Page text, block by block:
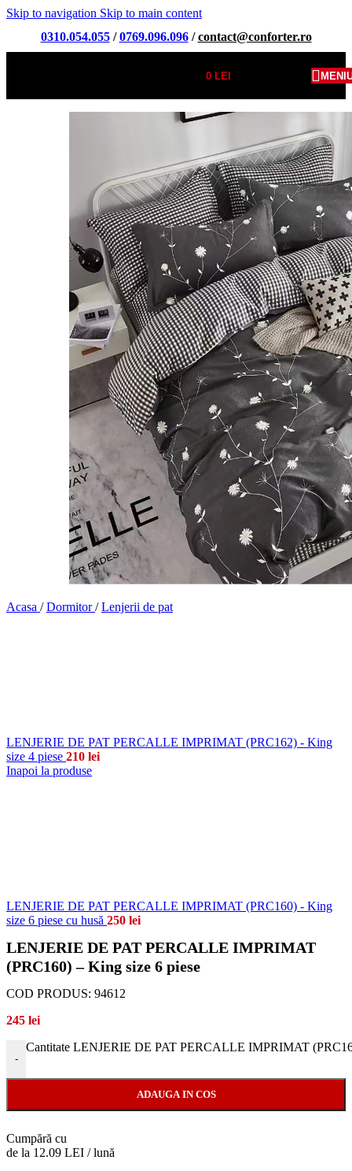
Skip to navigation Skip to main content
0310.054.055/0769.096.096/contact@conforter.ro
0LEI
Acasa / Dormitor/ Lenjerii de pat
LENJERIE DE PAT PERCALLE IMPRIMAT (PRC162) - King
size 4 piese 210 lei
Inapoi la produse
LENJERIE DE PAT PERCALLE IMPRIMAT (PRC160) - King
size 6 piese cu husă 250 lei
LENJERIE DE PAT PERCALLE IMPRIMAT
(PRC160) – King size 6 piese
COD PRODUS: 94612
245 lei
-
Cantitate LENJERIE DE PAT PERCALLE IMPRIMAT
ADAUGA IN COS
Cumpără cu
de la 12.09 LEI / lună